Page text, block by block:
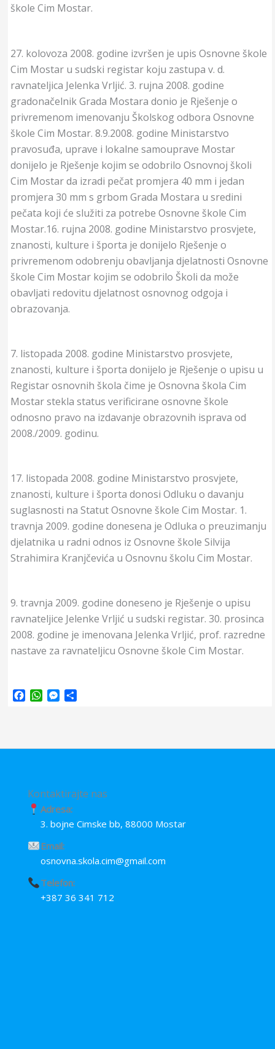
škole Cim Mostar.
27. kolovoza 2008. godine izvršen je upis Osnovne škole
Cim Mostar u sudski registar koju zastupa v. d.
ravnateljica Jelenka Vrljić. 3. rujna 2008. godine
gradonačelnik Grada Mostara donio je Rješenje o
privremenom imenovanju Školskog odbora Osnovne
škole Cim Mostar. 8.9.2008. godine Ministarstvo
pravosuđa, uprave i lokalne samouprave Mostar
donijelo je Rješenje kojim se odobrilo Osnovnoj školi
Cim Mostar da izradi pečat promjera 40 mm i jedan
promjera 30 mm s grbom Grada Mostara u sredini
pečata koji će služiti za potrebe Osnovne škole Cim
Mostar.16. rujna 2008. godine Ministarstvo prosvjete,
znanosti, kulture i športa je donijelo Rješenje o
privremenom odobrenju obavljanja djelatnosti Osnovne
škole Cim Mostar kojim se odobrilo Školi da može
obavljati redovitu djelatnost osnovnog odgoja i
obrazovanja.
7. listopada 2008. godine Ministarstvo prosvjete,
znanosti, kulture i športa donijelo je Rješenje o upisu u
Registar osnovnih škola čime je Osnovna škola Cim
Mostar stekla status verificirane osnovne škole
odnosno pravo na izdavanje obrazovnih isprava od
2008./2009. godinu.
17. listopada 2008. godine Ministarstvo prosvjete,
znanosti, kulture i športa donosi Odluku o davanju
suglasnosti na Statut Osnovne škole Cim Mostar. 1.
travnja 2009. godine donesena je Odluka o preuzimanju
djelatnika u radni odnos iz Osnovne škole Silvija
Strahimira Kranjčevića u Osnovnu školu Cim Mostar.
9. travnja 2009. godine doneseno je Rješenje o upisu
ravnateljice Jelenke Vrljić u sudski registar. 30. prosinca
2008. godine je imenovana Jelenka Vrljić, prof. razredne
nastave za ravnateljicu Osnovne škole Cim Mostar.
W
M
r
Kontaktirajte nas
Adresa:
3. bojne Cimske bb, 88000 Mostar
Email:
osnovna.skola.cim@gmail.com
Telefon:
+387 36 341 712